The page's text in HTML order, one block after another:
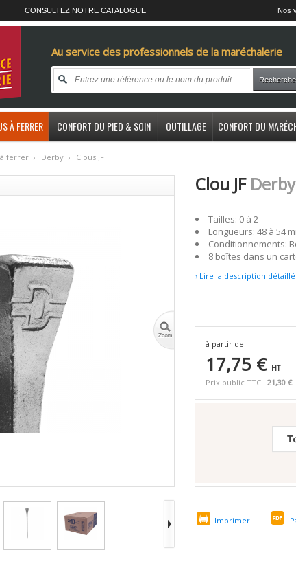
CONSULTEZ NOTRE CATALOGUE Nos
Au service des professionnels de la maréchalerie
Recherche
À FERRER CONFORT DU PIED & SOIN OUTILLAGE CONFORT DU
ferrer › Derby › Clous JF
Clou JF Derby
Tailles: 0 à 2
Longueurs: 48 à 54
Conditionnements:
8 boîtes dans un
› Lire la description
à partir de
17,75 € HT
Prix public TTC : 21,30 €
Imprimer